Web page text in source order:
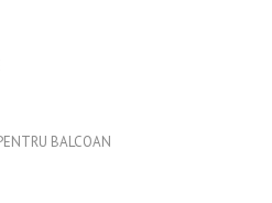
BALCOAN